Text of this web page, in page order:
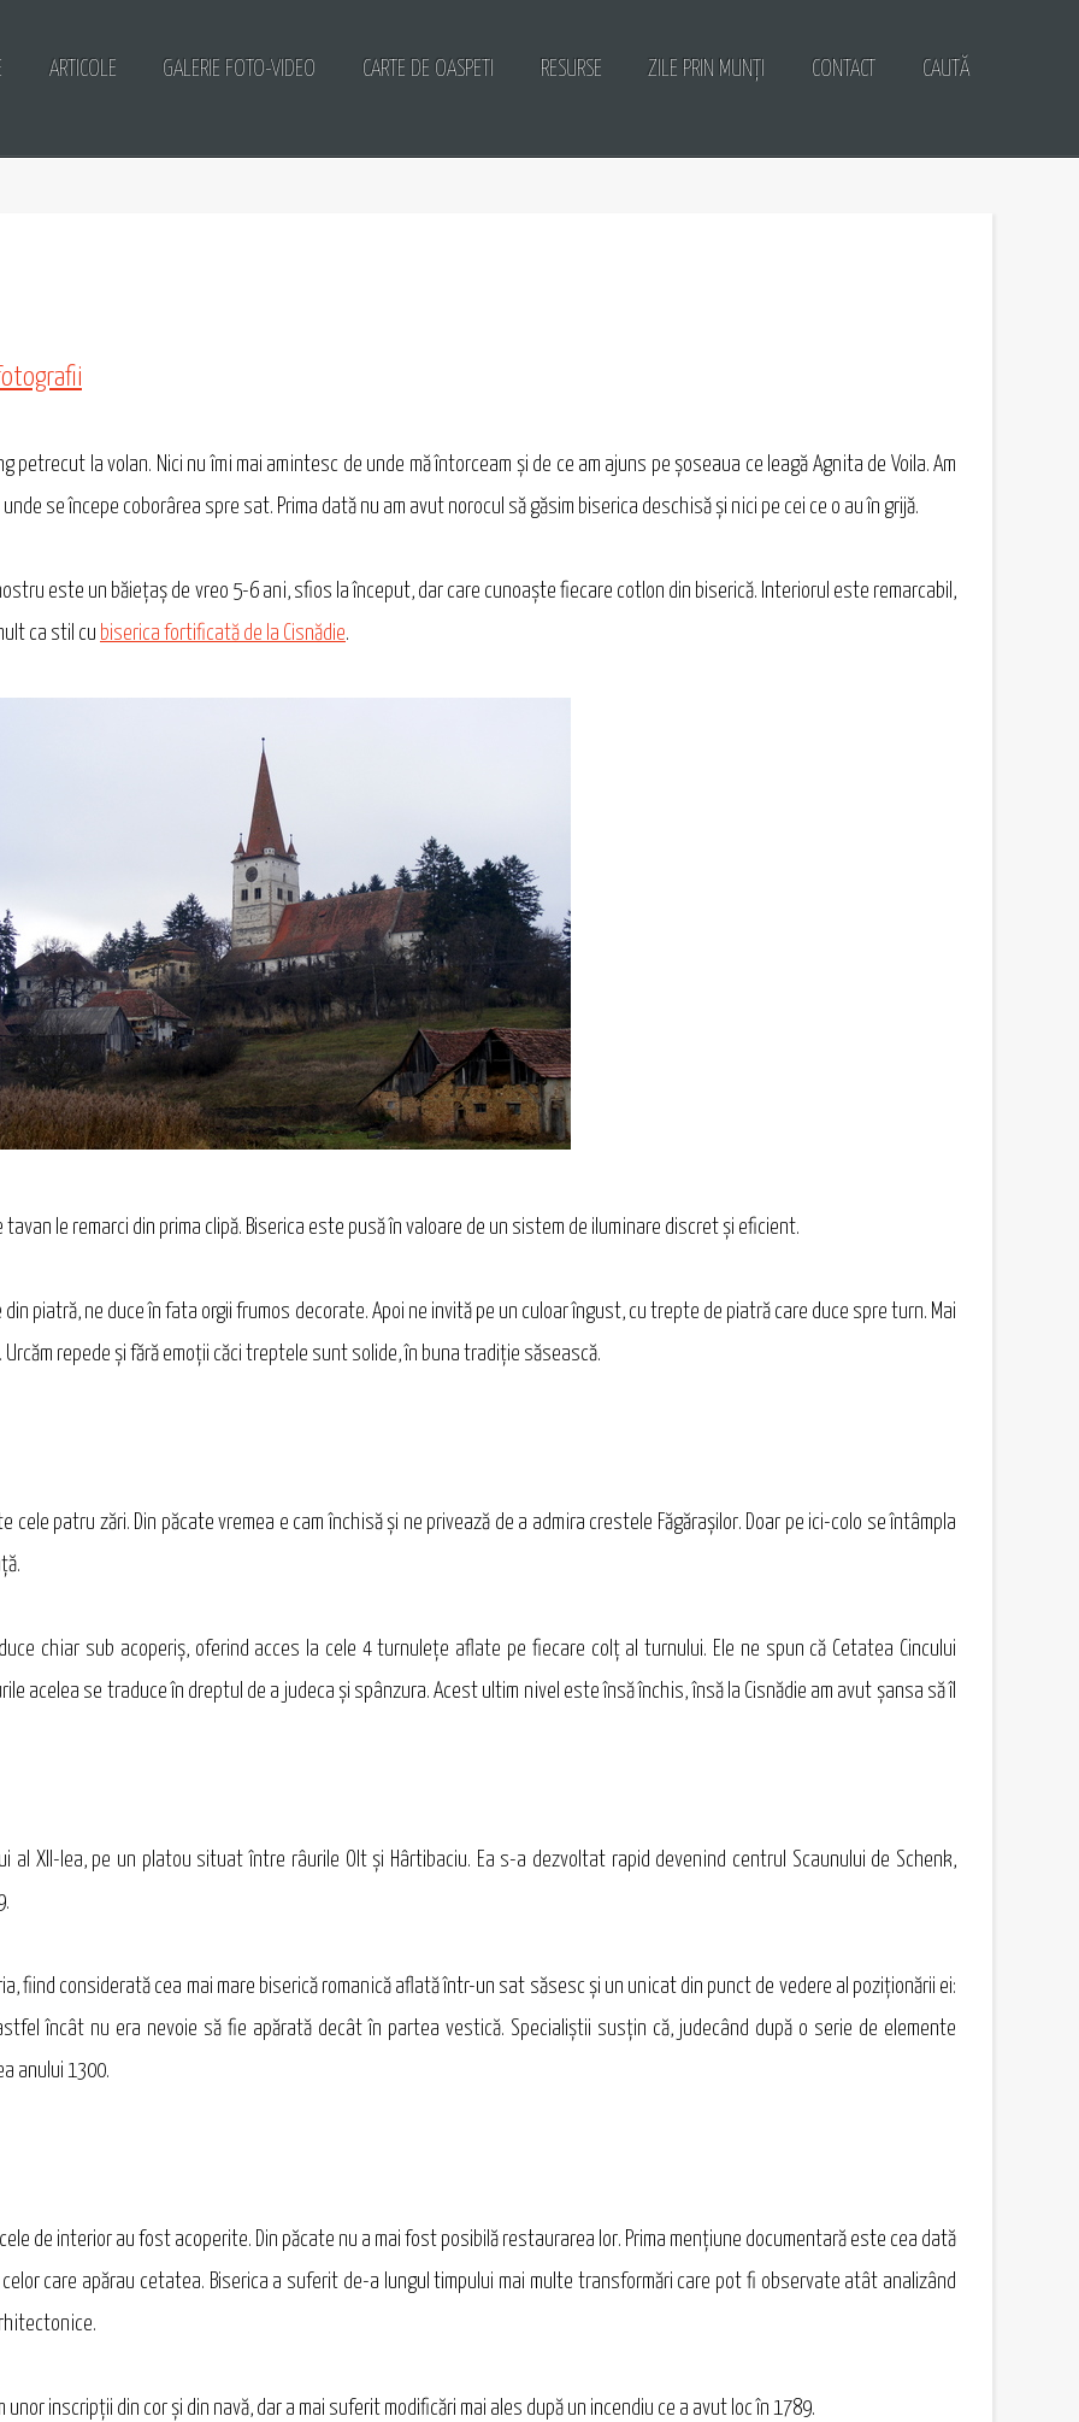
ARTICOLE GALERIE FOTO-VIDEO CARTE DE OASPETI RESURSE ZILE PRIN MUNȚI CONTACT CAUTĂ
petrecut la volan. Nici nu îmi mai amintesc de unde mă întorceam şi de ce am ajuns pe şoseaua ce leagă Agnita de Voila. Am
se începe coborârea spre sat. Prima dată nu am avut norocul să găsim biserica deschisă şi nici pe cei ce o au în grijă.
este un băieţaş de vreo 5-6 ani, sfios la început, dar care cunoaşte fiecare cotlon din biserică. Interiorul este remarcabil,
ca stil cu biserica fortificată de la Cisnădie.
tavan le remarci din prima clipă. Biserica este pusă în valoare de un sistem de iluminare discret şi eficient.
piatră, ne duce în fata orgii frumos decorate. Apoi ne invită pe un culoar îngust, cu trepte de piatră care duce spre turn. Mai
repede şi fără emoţii căci treptele sunt solide, în buna tradiţie săsească.
cele patru zări. Din păcate vremea e cam închisă şi ne privează de a admira crestele Făgărașilor. Doar pe ici-colo se întâmpla
chiar sub acoperiş, oferind acces la cele 4 turnuleţe aflate pe fiecare colţ al turnului. Ele ne spun că Cetatea Cincului
acelea se traduce în dreptul de a judeca şi spânzura. Acest ultim nivel este însă închis, însă la Cisnădie am avut şansa să îl
al XII-lea, pe un platou situat între râurile Olt şi Hârtibaciu. Ea s-a dezvoltat rapid devenind centrul Scaunului de Schenk,
fiind considerată cea mai mare biserică romanică aflată într-un sat săsesc şi un unicat din punct de vedere al poziţionării ei:
încât nu era nevoie să fie apărată decât în partea vestică. Specialiştii susţin că, judecând după o serie de elemente
anului 1300.
de interior au fost acoperite. Din păcate nu a mai fost posibilă restaurarea lor. Prima menţiune documentară este cea dată
care apărau cetatea. Biserica a suferit de-a lungul timpului mai multe transformări care pot fi observate atât analizând
inscripţii din cor şi din navă, dar a mai suferit modificări mai ales după un incendiu ce a avut loc în 1789.